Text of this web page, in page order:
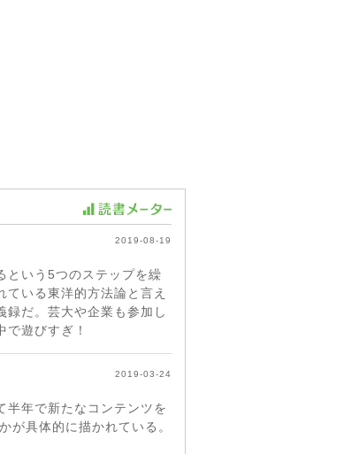
2019-08-19
という5つのステップを繰
いる東洋的方法論と言え
録だ。芸大や企業も参加し
遊びすぎ！
2019-03-24
半年で新たなコンテンツを
が具体的に描かれている。